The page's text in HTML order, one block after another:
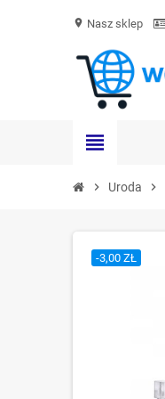
location_on Nasz sklep
view_headline
chevron_right Uroda chevron_right
-3,00 ZŁ